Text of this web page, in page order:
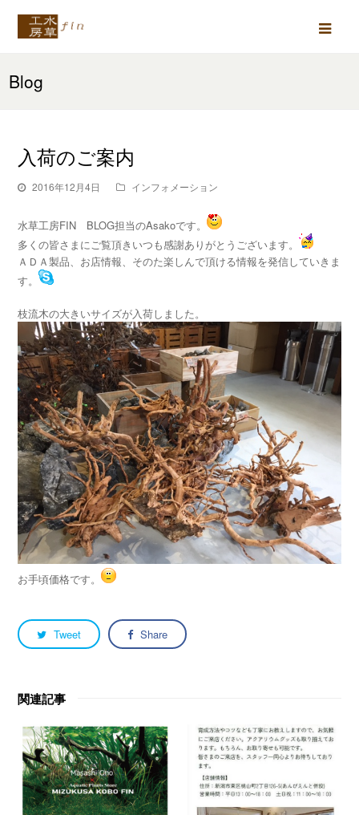
Blog
入荷のご案内
2016年12月4日 インフォメーション
水草工房FIN BLOG担当のAsakoです。
多くの皆さまにご覧頂きいつも感謝ありがとうございます。
ＡＤＡ製品、お店情報、そのた楽しんで頂ける情報を発信していきま
す。
枝流木の大きいサイズが入荷しました。
お手頃価格です。
Tweet Share
関連記事